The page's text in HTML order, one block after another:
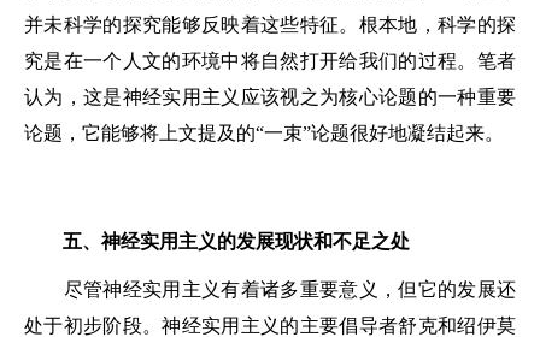
并未科学的探究能够反映着这些特征。根本地，科学的探
究是在一个人文的环境中将自然打开给我们的过程。笔者
认为，这是神经实用主义应该视之为核心论题的一种重要
论题，它能够将上文提及的“一束”论题很好地凝结起来。
五、神经实用主义的发展现状和不足之处
尽管神经实用主义有着诸多重要意义，但它的发展还
处于初步阶段。神经实用主义的主要倡导者舒克和绍伊莫